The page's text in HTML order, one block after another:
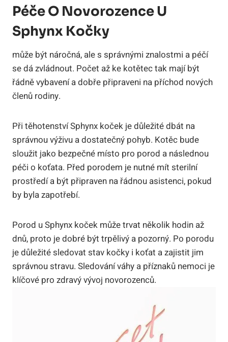
Péče O Novorozence U
Sphynx Kočky
může být náročná, ale s správnými znalostmi a péčí
se dá zvládnout. Počet až ke kotětec tak mají být
řádně vybavení a dobře připraveni na příchod nových
členů rodiny.
Při těhotenství Sphynx koček je důležité dbát na
správnou výživu a dostatečný pohyb. Kotěc bude
sloužit jako bezpečné místo pro porod a následnou
péči o koťata. Před porodem je nutné mít sterilní
prostředí a být připraven na řádnou asistenci, pokud
by byla zapotřebí.
Porod u Sphynx koček může trvat několik hodin až
dnů, proto je dobré být trpělivý a pozorný. Po porodu
je důležité sledovat stav kočky i koťat a zajistit jim
správnou stravu. Sledování váhy a příznaků nemoci je
klíčové pro zdravý vývoj novorozenců.